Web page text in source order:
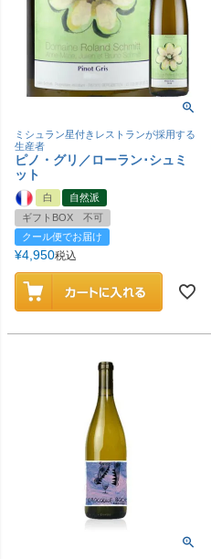
ミシュラン星付きレストランが採用する
生産者
ピノ・グリ／ローラン･シュミ
ット
白
自然派
ギフトBOX 不可
クール便でお届け
¥4,950税込